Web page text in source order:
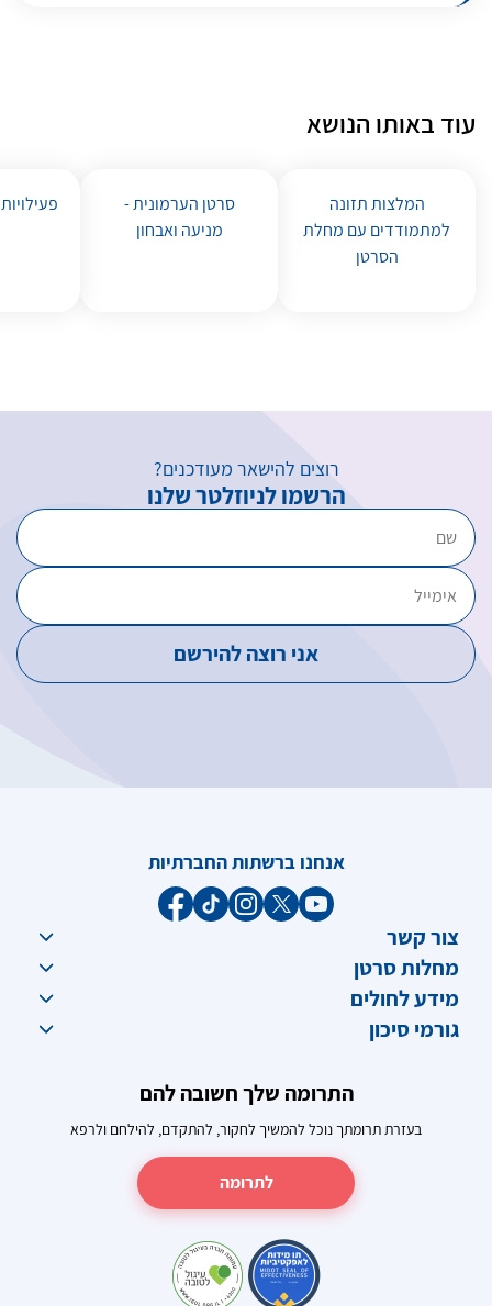
עוד באותו הנושא
המלצות תזונה
למתמודדים עם מחלת
הסרטן
סרטן הערמונית -
מניעה ואבחון
רוצים להישאר מעודכנים?
הרשמו לניוזלטר שלנו
מחלות סרטן
מידע לחולים
גורמי סיכון
צור קשר
אנחנו ברשתות החברתיות
התרומה שלך חשובה להם
בעזרת תרומתך נוכל להמשיך לחקור, להתקדם, להילחם ולרפא
לתרומה